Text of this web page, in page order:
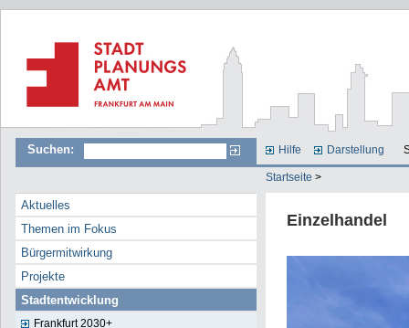
Suchen: Hilfe Darstellung
Startseite >
Aktuelles
Themen im Fokus
Bürgermitwirkung
Projekte
Stadtentwicklung
Frankfurt 2030+
Einzelhandel